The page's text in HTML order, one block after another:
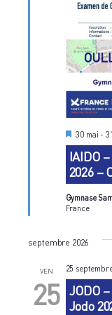
IAIDO
2026 –
M
i
s
e
n
a
v
a
30 mai -
Gymnase
France
septembre 2026
VEN
25 JODO
Jodo
25